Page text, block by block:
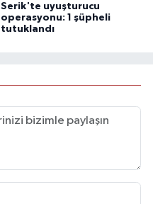
Serik'te uyuşturucu
operasyonu: 1 şüpheli
tutuklandı